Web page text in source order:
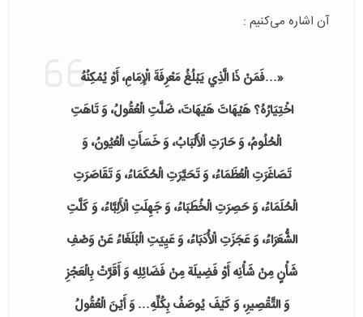
آن اشاره مى‌كنيم :
«…فَمَنْ ذَا الَّذِي يَبْلُغُ مَعْرِفَةَ الْإِمَامِ، أَوْ يُمْكِنُهُ
اخْتِيَارُهُ؟ هَيْهَاتَ هَيْهَاتَ، ضَلَّتِ الْعُقُولُ، وَ تَاهَتِ
الْحُلُومُ، وَ حَارَتِ الْأَلْبَابُ، وَ خَسَأَتِ الْعُيُونُ، وَ
تَصَاغَرَتِ الْعُظَمَاءُ، وَ تَحَيَّرَتِ الْحُكَمَاءُ، وَ تَقَاصَرَتِ
الْحُلَمَاءُ، وَ حَصِرَتِ الْخُطَبَاءُ، وَ جَهِلَتِ الْأَلِبَّاءُ، وَ كَلَّتِ
الشُّعَرَاءُ، وَ عَجَزَتِ الْأُدَبَاءُ، وَ عَيِيَتِ الْبُلَغَاءُ عَنْ وَصْفِ
شَأْنٍ مِنْ شَأْنِه‏ أَوْ فَضِيلَة مِنْ فَضَائِلِه وَ أَقَرَّتْ بِالْعَجْزِ
وَ التَّقْصِيرِ، وَ كَيْفَ يُوصَفُ بِكُلِّهِ… وَ أَيْنَ الْعُقُولُ